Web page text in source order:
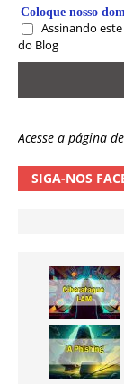
Coloque nosso
Assinando
do Blog
Acesse a página de
SIGA-NOS